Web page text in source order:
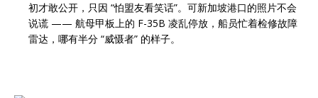
初才敢公开，只因 “怕盟友看笑话”。可新加坡港口的照片不会
说谎 —— 航母甲板上的 F-35B 凌乱停放，船员忙着检修故障
雷达，哪有半分 “威慑者” 的样子。